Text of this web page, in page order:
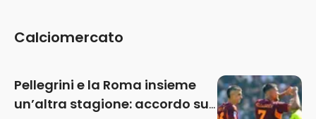
chiesto di lasciare il Lipsia”
06 agosto 2026, 16:22